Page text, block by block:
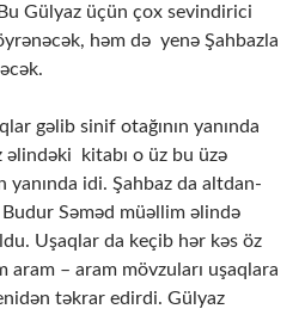
Gülyaz üçün çox sevindirici
həm də yenə Şahbazla
sinif otağının yanında
əlindəki kitabı o üz bu üzə
yanında idi. Şahbaz da altdan-
Səməd müəllim əlində
Uşaqlar da keçib hər kəs öz
– aram mövzuları uşaqlara
təkrar edirdi. Gülyaz